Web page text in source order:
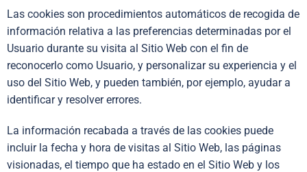
Las cookies son procedimientos automáticos de recogida de
información relativa a las preferencias determinadas por el
Usuario durante su visita al Sitio Web con el fin de
reconocerlo como Usuario, y personalizar su experiencia y el
uso del Sitio Web, y pueden también, por ejemplo, ayudar a
identificar y resolver errores.
La información recabada a través de las cookies puede
incluir la fecha y hora de visitas al Sitio Web, las páginas
visionadas, el tiempo que ha estado en el Sitio Web y los